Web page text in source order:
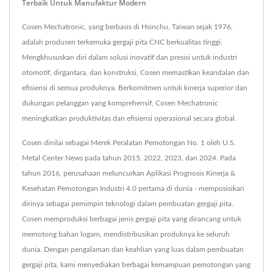
Terbaik Untuk Manufaktur Modern
Cosen Mechatronic, yang berbasis di Hsinchu, Taiwan sejak 1976,
adalah produsen terkemuka gergaji pita CNC berkualitas tinggi.
Mengkhususkan diri dalam solusi inovatif dan presisi untuk industri
otomotif, dirgantara, dan konstruksi, Cosen memastikan keandalan dan
efisiensi di semua produknya. Berkomitmen untuk kinerja superior dan
dukungan pelanggan yang komprehensif, Cosen Mechatronic
meningkatkan produktivitas dan efisiensi operasional secara global.
Cosen dinilai sebagai Merek Peralatan Pemotongan No. 1 oleh U.S.
Metal Center News pada tahun 2015, 2022, 2023, dan 2024. Pada
tahun 2016, perusahaan meluncurkan Aplikasi Prognosis Kinerja &
Kesehatan Pemotongan Industri 4.0 pertama di dunia - memposisikan
dirinya sebagai pemimpin teknologi dalam pembuatan gergaji pita.
Cosen memproduksi berbagai jenis gergaji pita yang dirancang untuk
memotong bahan logam, mendistribusikan produknya ke seluruh
dunia. Dengan pengalaman dan keahlian yang luas dalam pembuatan
gergaji pita, kami menyediakan berbagai kemampuan pemotongan yang